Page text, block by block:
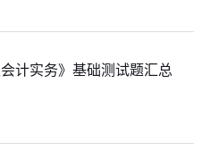
计实务》基础测试题汇总